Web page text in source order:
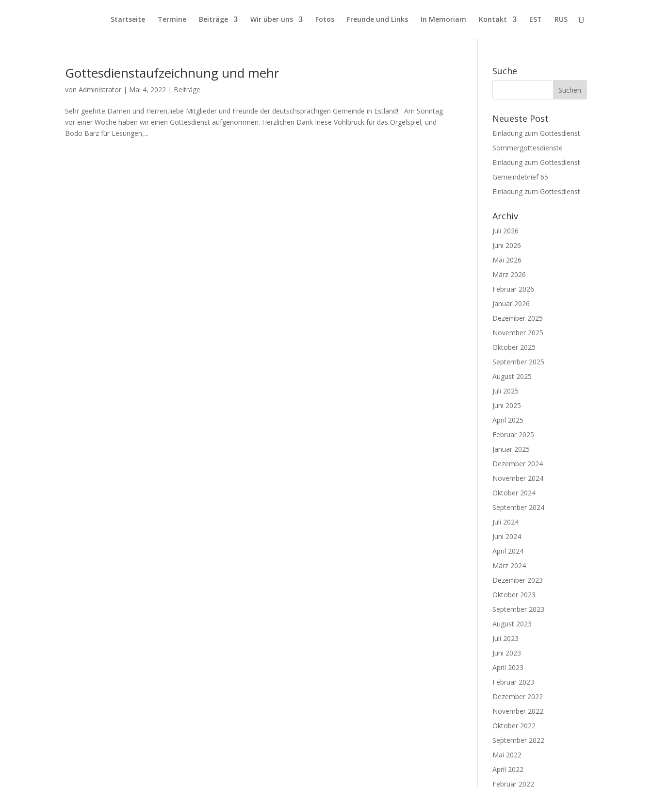
Startseite Termine Beiträge Wir über uns Fotos Freunde und Links In Memoriam Kontakt EST RUS
Gottesdienstaufzeichnung und mehr
vonAdministrator | Mai 4, 2022 | Beiträge
Sehr geehrte Damen und Herren,liebe Mitglieder und Freunde der deutschsprachigen Gemeinde in Estland! Am Sonntag
vor einer Woche haben wir einen Gottesdienst aufgenommen. Herzlichen Dank Inese Vohlbrück für das Orgelspiel, und
Bodo Barz für Lesungen,...
Suche
Neueste Post
Einladung zum Gottesdienst
Sommergottesdienste
Einladung zum Gottesdienst
Gemeindebrief 65
Einladung zum Gottesdienst
Archiv
Juli 2026
Juni 2026
Mai 2026
März 2026
Februar 2026
Januar 2026
Dezember 2025
November 2025
Oktober 2025
September 2025
August 2025
Juli 2025
Juni 2025
April 2025
Februar 2025
Januar 2025
Dezember 2024
November 2024
Oktober 2024
September 2024
Juli 2024
Juni 2024
April 2024
März 2024
Dezember 2023
Oktober 2023
September 2023
August 2023
Juli 2023
Juni 2023
April 2023
Februar 2023
Dezember 2022
November 2022
Oktober 2022
September 2022
Mai 2022
April 2022
Februar 2022